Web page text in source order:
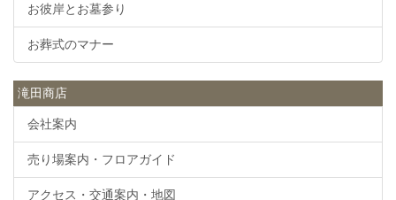
お彼岸とお墓参り
お葬式のマナー
滝田商店
会社案内
売り場案内・フロアガイド
アクセス・交通案内・地図